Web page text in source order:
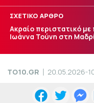
ΣΧΕΤΙΚΟ ΑΡΘΡΟ
Ακραίο περιστατικό
Ιωάννα Τούνη στη
TO10.GR 20.05.2026-